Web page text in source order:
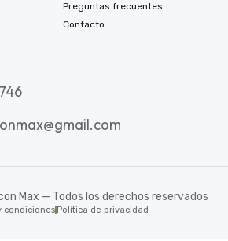
Preguntas frecuentes
Contacto
Max — Todos los derechos reservados
condiciones Política de privacidad